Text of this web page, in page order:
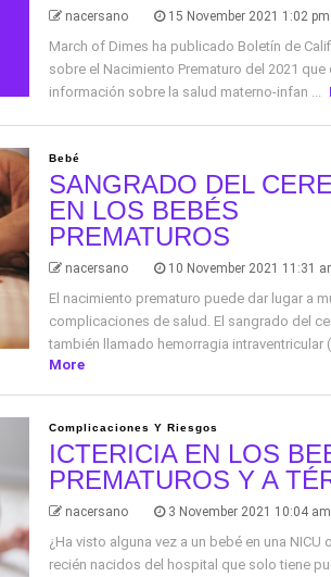
nacersano 15 November 2021 1:02 pm
March of Dimes ha publicado Boletín de
sobre el Nacimiento Prematuro del 2021 que
información sobre la salud materno-infan ...
Bebé
SANGRADO DEL
EN LOS BEBÉS
PREMATUROS
nacersano 10 November 2021 11:31
El nacimiento prematuro puede dar lugar a
complicaciones de salud. El sangrado del
también llamado hemorragia intraventricular (I
More
Complicaciones Y Riesgos
ICTERICIA EN LOS
PREMATUROS Y A
nacersano 3 November 2021 10:04 am
¿Ha visto alguna vez a un bebé en una NICU
recién nacidos del hospital que solo tiene